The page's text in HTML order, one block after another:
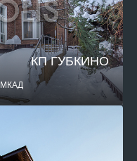
КП ГУБКИНО
МКАД